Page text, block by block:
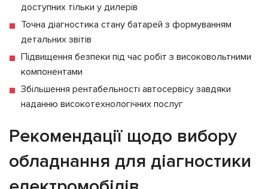
доступних тільки у дилерів
Точна діагностика стану батарей з формуванням
детальних звітів
Підвищення безпеки під час робіт з високовольтними
компонентами
Збільшення рентабельності автосервісу завдяки
наданню високотехнологічних послуг
Рекомендації щодо вибору
обладнання для діагностики